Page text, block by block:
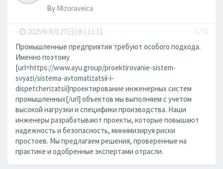
By Mizoraveica
- 2025年8月27日(水) 11:11
#274
Промышленные предприятия требуют особого подхода.
Именно поэтому
[url=https://www.ayu.group/proektirovanie-sistem-
svyazi/sistema-avtomatizatsii-i-
dispetcherizatsii]проектирование инженерных систем
промышленных[/url] объектов мы выполняем с учетом
высокой нагрузки и специфики производства. Наши
инженеры разрабатывают проекты, которые повышают
надежность и безопасность, минимизируя риски
простоев. Мы предлагаем решения, проверенные на
практике и одобренные экспертами отрасли.